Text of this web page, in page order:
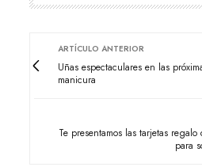
ARTÍCULO ANTERIOR
Uñas espectaculares en las
manicura
Te presentamos las tarjetas
para